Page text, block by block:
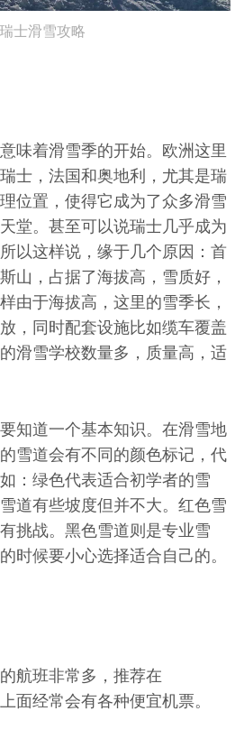
瑞士滑雪攻略
味着滑雪季的开始。欧洲这里
士，法国和奥地利，尤其是瑞
位置，使得它成为了众多滑雪
堂。甚至可以说瑞士几乎成为
以这样说，缘于几个原因：首
山，占据了海拔高，雪质好，
由于海拔高，这里的雪季长，
，同时配套设施比如缆车覆盖
滑雪学校数量多，质量高，适
知道一个基本知识。在滑雪地
雪道会有不同的颜色标记，代
：绿色代表适合初学者的雪
道有些坡度但并不大。红色雪
挑战。黑色雪道则是专业雪
时候要小心选择适合自己的。
航班非常多，推荐在
面经常会有各种便宜机票。